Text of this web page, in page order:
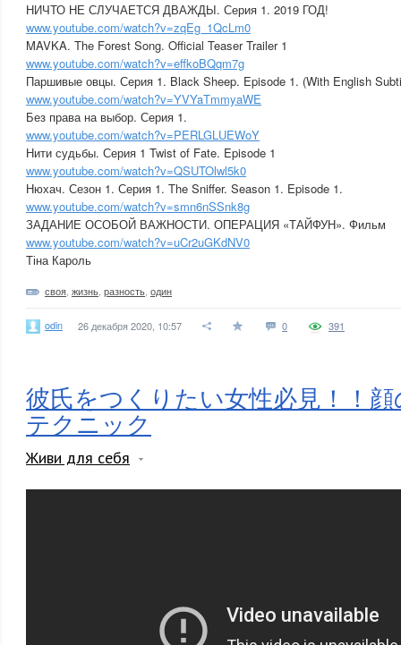
НИЧТО НЕ СЛУЧАЕТСЯ ДВАЖДЫ. Серия 1. 2019 ГОД!
www.youtube.com/watch?v=zqEg_1QcLm0
MAVKA. The Forest Song. Official Teaser Trailer 1
www.youtube.com/watch?v=effkoBQqm7g
Паршивые овцы. Серия 1. Black Sheep. Episode 1. (With English
www.youtube.com/watch?v=YVYaTmmyaWE
Без права на выбор. Серия 1.
www.youtube.com/watch?v=PERLGLUEWoY
Нити судьбы. Серия 1 Twist of Fate. Episode 1
www.youtube.com/watch?v=QSUTOlwl5k0
Нюхач. Сезон 1. Серия 1. The Sniffer. Season 1. Episode 1.
www.youtube.com/watch?v=smn6nSSnk8g
ЗАДАНИЕ ОСОБОЙ ВАЖНОСТИ. ОПЕРАЦИЯ «ТАЙФУН». Фильм
www.youtube.com/watch?v=uCr2uGKdNV0
Тіна Кароль
своя жизнь разность один
odin 26 декабря 2020, 10:57 0 391
彼氏をつくりたい女性必見！！
テクニック
Живи для себя